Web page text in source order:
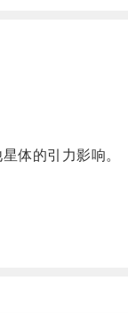
体的引力影响。